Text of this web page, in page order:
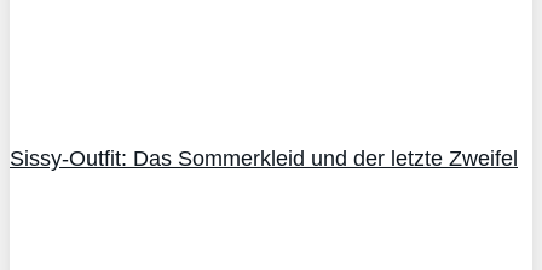
Sissy-Outfit: Das Sommerkleid und der letzte Zweifel